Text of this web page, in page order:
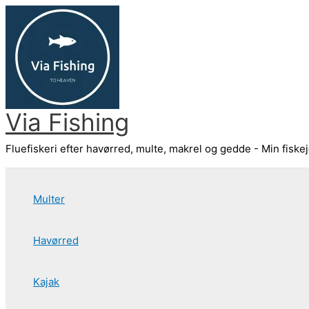
indholdet
Via Fishing
Fluefiskeri efter havørred, multe, makrel og gedde - Min
Multer
Havørred
Kajak